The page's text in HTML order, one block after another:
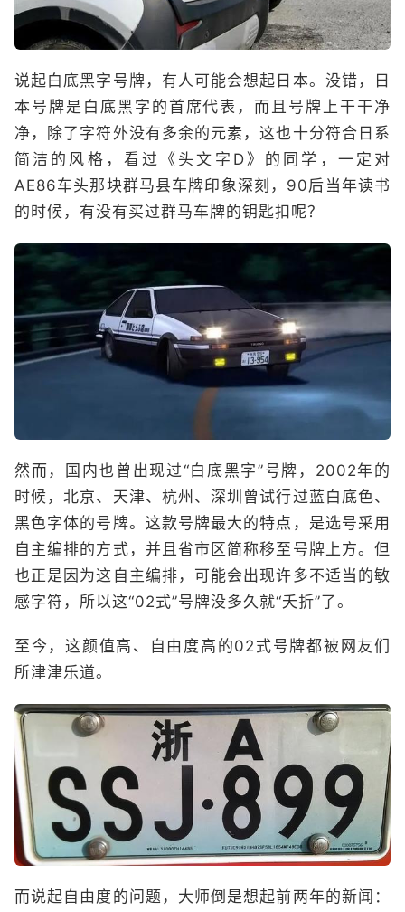
说起白底黑字号牌，有人可能会想起日本。没错，日
本号牌是白底黑字的首席代表，而且号牌上干干净
净，除了字符外没有多余的元素，这也十分符合日系
简洁的风格，看过《头文字D》的同学，一定对
AE86车头那块群马县车牌印象深刻，90后当年读书
的时候，有没有买过群马车牌的钥匙扣呢？
然而，国内也曾出现过“白底黑字”号牌，2002年的
时候，北京、天津、杭州、深圳曾试行过蓝白底色、
黑色字体的号牌。这款号牌最大的特点，是选号采用
自主编排的方式，并且省市区简称移至号牌上方。但
也正是因为这自主编排，可能会出现许多不适当的敏
感字符，所以这“02式”号牌没多久就“夭折”了。
至今，这颜值高、自由度高的02式号牌都被网友们
所津津乐道。
而说起自由度的问题，大师倒是想起前两年的新闻：